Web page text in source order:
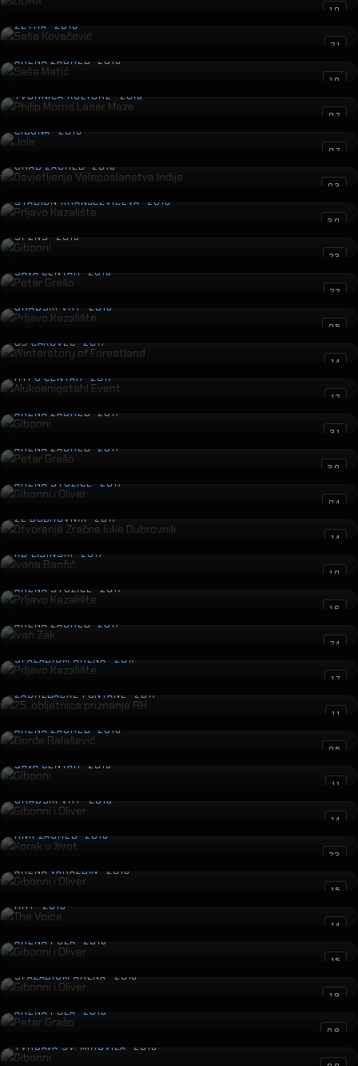
10
Saša Kovačević
ZETRA · 2018
21
Saša Matić
ARENA ZAGREB · 2018
10
Philip Morris Laser Maze
TVORNICA KULTURE · 2018
07
Jole
CIBONA · 2018
07
Osvjetljenje Veleposlanstva Indije
GRAD ZAGREB · 2018
03
Prljavo Kazalište
STADION KRANJČEVIĆEVA · 2018
30
Gibonni
SPENS · 2018
23
Petar Grašo
SAVA CENTAR · 2018
22
Prljavo Kazalište
GRADSKI VRT · 2018
05
Winterstory of Forestland
GŠ ČAKOVEC · 2017
14
Alukoenigstahl Event
HYPO CENTAR · 2017
12
Gibonni
ARENA ZAGREB · 2017
31
Petar Grašo
ARENA ZAGREB · 2017
30
Gibonni i Oliver
ARENA STOŽICE · 2017
04
Otvorenje Zračne luke Dubrovnik
ZL DUBROVNIK · 2017
14
Ivana Banfić
KD LISINSKI · 2017
10
Prljavo Kazalište
ARENA STOŽICE · 2017
16
Ivan Zak
ARENA ZAGREB · 2017
24
Prljavo Kazalište
SPALADIUM ARENA · 2017
17
25. obljetnica priznanja RH
ZAGREBAČKE FONTANE · 2017
11
Đorđe Balašević
ARENA ZAGREB · 2016
05
Gibonni
SAVA CENTAR · 2016
11
Gibonni i Oliver
GRADSKI VRT · 2016
14
Korak u život
HNK ZAGREB · 2016
23
Gibonni i Oliver
ARENA VARAŽDIN · 2016
15
The Voice
HRT · 2016
14
Gibonni i Oliver
ARENA PULA · 2016
15
Gibonni i Oliver
SPALADIUM ARENA · 2016
19
Petar Grašo
ARENA PULA · 2016
08
Gibonni
TVRĐAVA SV. MIHOVILA · 2016